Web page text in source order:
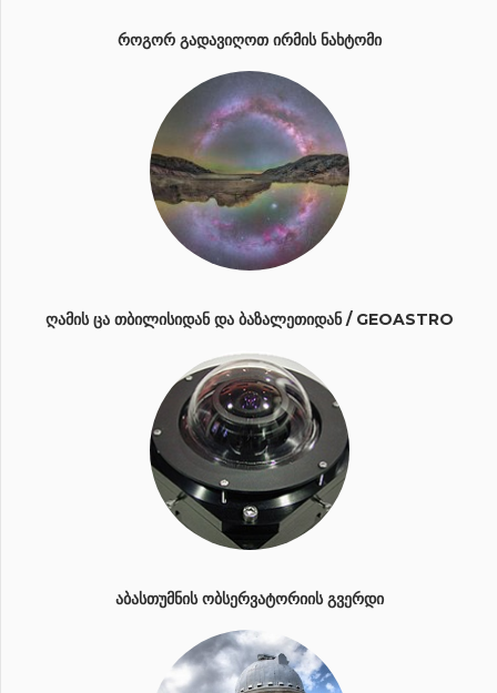
ᲠᲝᲒᲝᲠ ᲒᲐᲓᲐᲕᲘᲦᲝᲗ ᲘᲠᲛᲘᲡ ᲜᲐᲮᲢᲝᲛᲘ
ᲦᲐᲛᲘᲡ ᲪᲐ ᲗᲑᲘᲚᲘᲡᲘᲓᲐᲜ ᲓᲐ ᲑᲐᲖᲐᲚᲔᲗᲘᲓᲐᲜ / GEOASTRO
ᲐᲑᲐᲡᲗᲣᲛᲜᲘᲡ ᲝᲑᲡᲔᲠᲕᲐᲢᲝᲠᲘᲘᲡ ᲒᲕᲔᲠᲓᲘ